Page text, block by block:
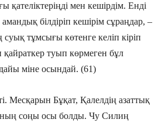
қателіктеріңді мен кешірдім. Енді
білдіріп кешірім сұраңдар, –
тұмсығы көтенге келіп кіріп
қайраткер туып көрмеген бұл
міне осындай. (61)
Месқарын Бұқат, Қалелдің азаттық
соңы осы болды. Чу Силиң